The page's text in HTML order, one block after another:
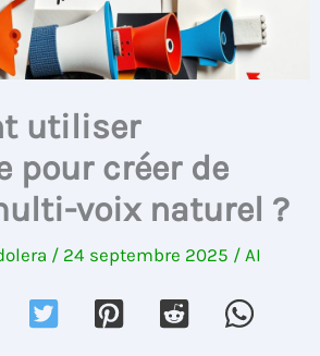
utiliser
pour créer de
voix naturel ?
/ 24 septembre 2025 /AI